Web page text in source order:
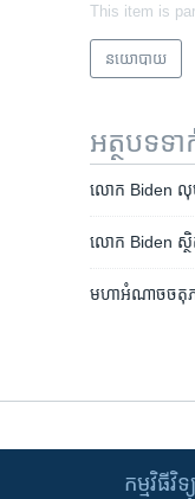
This item is
នយោបាយ
អត្ថបទ​ទ
លោក​​ Biden ​លុ
លោក Biden ​ស្ថិ
មហា​អំណាច​ចតុភា
កម្មវិធី​វិទ្យុ